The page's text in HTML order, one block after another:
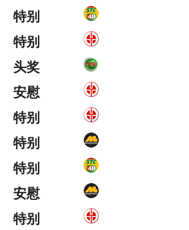
特别
特别
头奖
安慰
特别
特别
特别
安慰
特别